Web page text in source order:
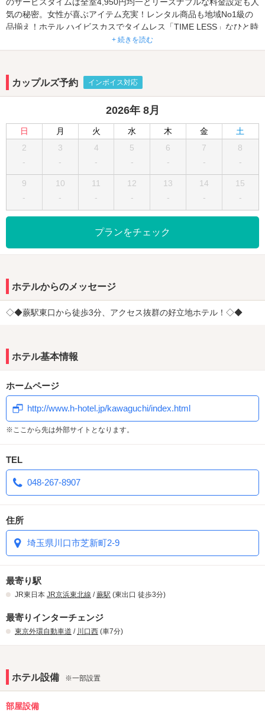
気の秘密。女性が喜ぶアイテム充実！レンタル商品も地域No1級の
品揃え！ホテル ハイビスカスでタイムレス「TIME LESS」なひと時
+ 続きを読む
カップルズ予約 インボイス対応
2026年 8月
日 月 火 水 木 金
土
2
-
3
-
4
-
5
-
6
-
7
-
8
-
9
-
10
-
11
-
12
-
13
-
14
-
15
-
プランをチェック
ホテルからのメッセージ
◇◆蕨駅東口から徒歩3分、アクセス抜群の好立地ホテル！◇◆
ホテル基本情報
ホームページ
http://www.h-hotel.jp/kawaguchi/index.html
※ここから先は外部サイトとなります。
TEL
048-267-8907
住所
埼玉県川口市芝新町2-9
最寄り駅
JR東日本 JR京浜東北線 /蕨駅 (東出口 徒歩3分)
最寄りインターチェンジ
東京外環自動車道 / 川口西 (車7分)
ホテル設備 ※一部設置
部屋設備